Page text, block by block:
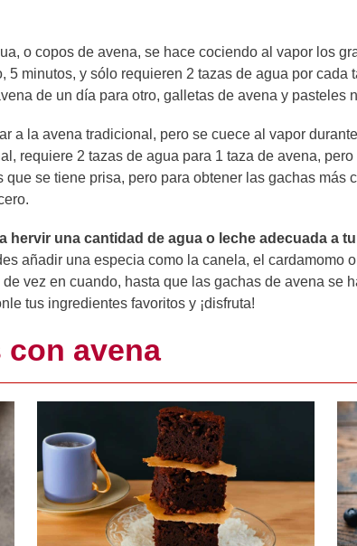
o copos de avena, se hace cociendo al vapor los
5 minutos, y sólo requieren 2 tazas de agua por
de un día para otro, galletas de avena y pasteles
a la avena tradicional, pero se cuece al vapor
requiere 2 tazas de agua para 1 taza de avena,
se tiene prisa, pero para obtener las gachas más
hervir una cantidad de agua o leche adecuada a
añadir una especia como la canela, el cardamomo
vez en cuando, hasta que las gachas de avena se
tus ingredientes favoritos y ¡disfruta!
con avena